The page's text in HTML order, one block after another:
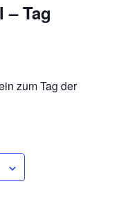
– Tag
zum Tag der